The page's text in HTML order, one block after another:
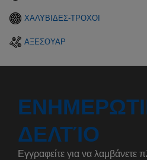
ΧΑΛΥΒΙΔΕΣ-ΤΡΟΧΟΙ
ΑΞΕΣΟΥΑΡ
ΔΕΛΤΊΟ
Εγγραφείτε για να λαμβάνετε